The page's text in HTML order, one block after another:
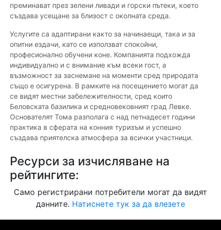
преминават през зелени ливади и горски пътеки, което
създава усещане за близост с околната среда.
Услугите са адаптирани както за начинаещи, така и за
опитни ездачи, като се използват спокойни,
професионално обучени коне. Компанията подхожда
индивидуално и с внимание към всеки гост, а
възможност за заснемане на моменти сред природата
също е осигурена. В рамките на посещението могат да
се видят местни забележителности, сред които
Беловската базилика и средновековният град Левке.
Основателят Тома разполага с над петнадесет години
практика в сферата на конния туризъм и успешно
създава приятелска атмосфера за всички участници.
Ресурси за изчисляване на
рейтингите:
Само регистрирани потребители могат да видят
данните. Натиснете тук за да влезете